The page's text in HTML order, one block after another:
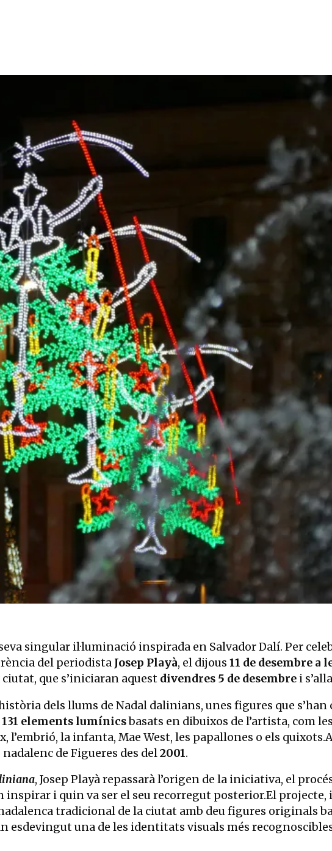
singular il·luminació inspirada en Salvador Dalí. Per
del periodista Josep Playà, el dijous 11 de desembre a
que s’iniciaran aquest divendres 5 de desembre i
dels llums de Nadal dalinians, unes figures que
131 elements lumínicsbasats en dibuixos de l’artista, com
l’embrió, la infanta, Mae West, les papallones o els
de Figueres des del2001.
, Josep Playà repassarà l’origen de la iniciativa, el
inspirar i quin va ser el seu recorregut posterior.El
tradicional de la ciutat amb deu figures originals
esdevingut una de les identitats visuals més